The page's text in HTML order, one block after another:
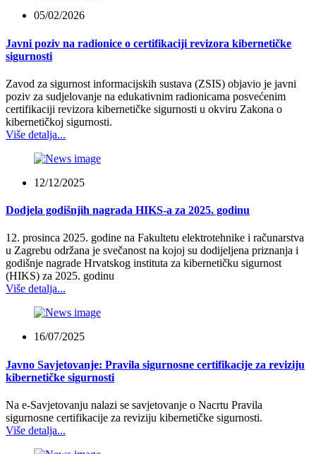
05/02/2026
Javni poziv na radionice o certifikaciji revizora kibernetičke
sigurnosti
Zavod za sigurnost informacijskih sustava (ZSIS) objavio je javni
poziv za sudjelovanje na edukativnim radionicama posvećenim
certifikaciji revizora kibernetičke sigurnosti u okviru Zakona o
kibernetičkoj sigurnosti.
Više detalja...
12/12/2025
Dodjela godišnjih nagrada HIKS-a za 2025. godinu
12. prosinca 2025. godine na Fakultetu elektrotehnike i računarstva
u Zagrebu održana je svečanost na kojoj su dodijeljena priznanja i
godišnje nagrade Hrvatskog instituta za kibernetičku sigurnost
(HIKS) za 2025. godinu
Više detalja...
16/07/2025
Javno Savjetovanje: Pravila sigurnosne certifikacije za reviziju
kibernetičke sigurnosti
Na e-Savjetovanju nalazi se savjetovanje o Nacrtu Pravila
sigurnosne certifikacije za reviziju kibernetičke sigurnosti.
Više detalja...